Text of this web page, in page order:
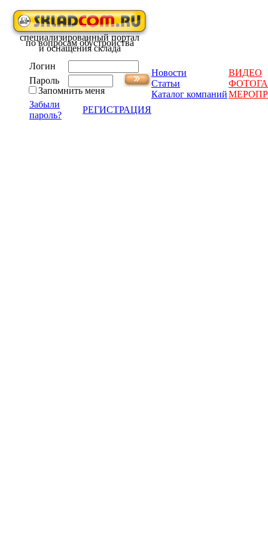
специализированный портал
по вопросам обустройства
и оснащения склада
Логин
Пароль
Запомнить меня
Забыли
пароль?
РЕГИСТРАЦИЯ
Новости
ВИДЕО
Статьи
Каталог компаний